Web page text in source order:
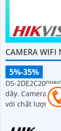
CAMERA WIFI
5%-35%
DS-
dây. Camera cung cấp khả năng theo dõi và giám sát hiệu quả